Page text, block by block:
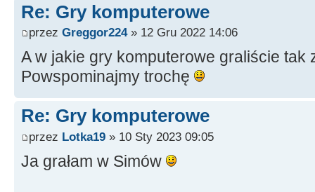
Re: Gry komputerowe
przez Greggor224» 12 Gru 2022 14:06
A w jakie gry komputerowe graliście tak
Powspominajmy trochę
Re: Gry komputerowe
przez Lotka19 » 10 Sty 2023 09:05
Ja grałam w Simów